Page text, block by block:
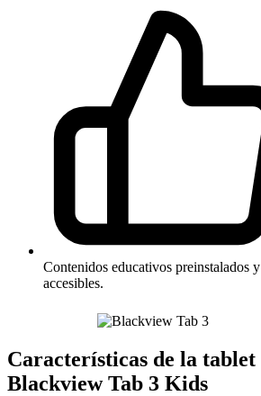
Contenidos educativos preinstalados y
accesibles.
Características de la tablet
Blackview Tab 3 Kids